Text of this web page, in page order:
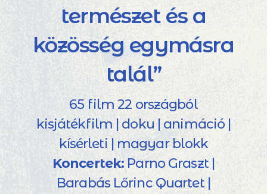
természet és a
közösség egymásra
talál”
65 film 22 országból
kisjátékfilm | doku | animáció |
kísérleti | magyar blokk
Koncertek: Parno Graszt |
Barabás Lőrinc Quartet |